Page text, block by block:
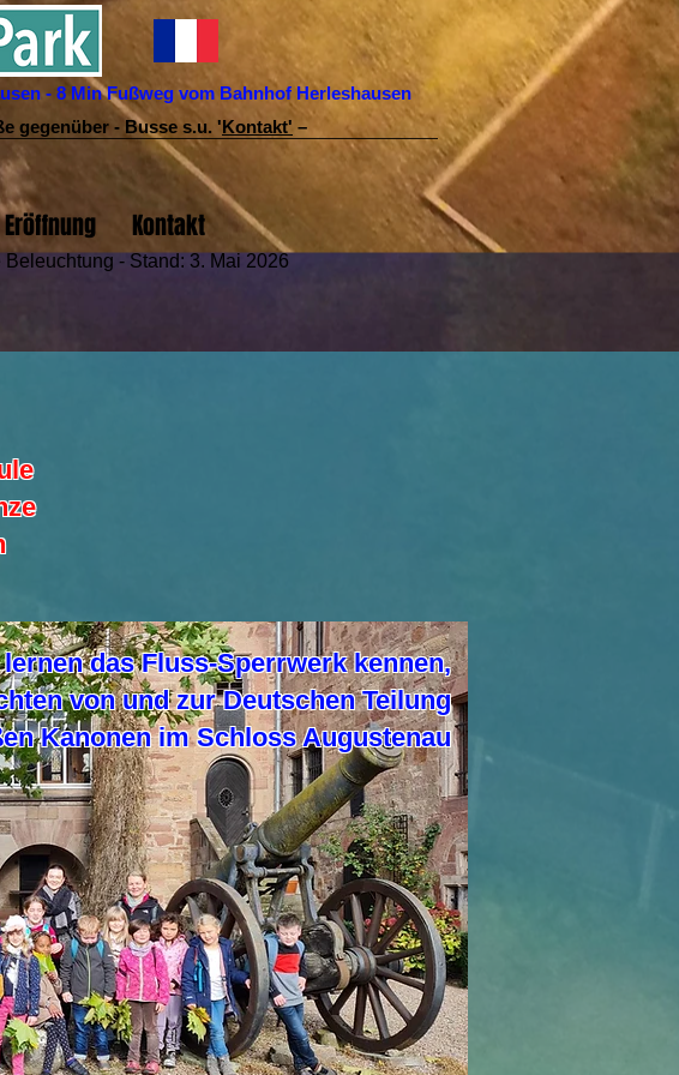
- 8 Min Fußweg vom Bahnhof Herleshausen
gegenüber - Busse s.u. 'Kontakt' –
Eröffnung Kontakt
- Stand: 3. Mai 2026
das Fluss-Sperrwerk kennen,
von und zur Deutschen Teilung
Kanonen im Schloss Augustenau